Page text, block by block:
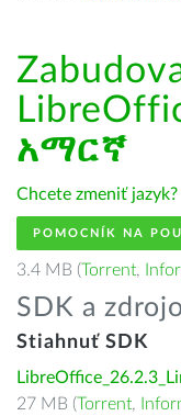
አማርኛ
Chcete zmeniť jazyk?
POMOCNÍK NA
3.4 MB (Torrent,
SDK a
Stiahnuť SDK
27 MB (Torrent,